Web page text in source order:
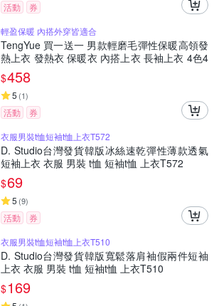
活動
券
輕盈保暖 內搭外穿皆適合
TengYue 買一送一 男款輕磨毛彈性保暖高領發
熱上衣 發熱衣 保暖衣 內搭上衣 長袖上衣 4色4
尺寸
$458
5 (1)
活動
券
衣服男裝t恤短袖t恤上衣T572
D. Studio台灣發貨韓版冰絲速乾彈性薄款透氣
短袖上衣 衣服 男裝 t恤 短袖t恤 上衣T572
$69
5 (9)
活動
券
衣服男裝t恤短袖t恤上衣T510
D. Studio台灣發貨韓版寬鬆落肩袖假兩件短袖
上衣 衣服 男裝 t恤 短袖t恤 上衣T510
$169